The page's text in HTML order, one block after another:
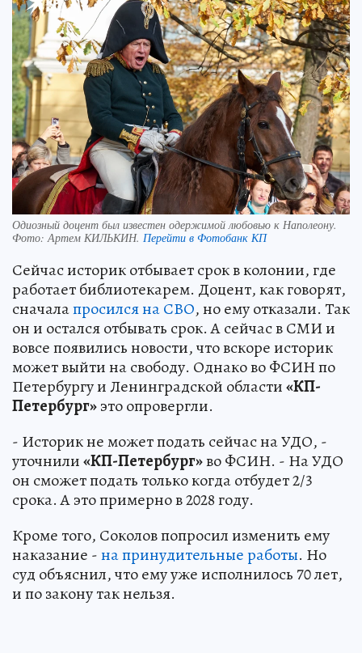
Одиозный доцент был известен одержимой любовью к Наполеону.
Фото:Артем КИЛЬКИН. Перейти в Фотобанк КП
Сейчас историк отбывает срок в колонии, где
работает библиотекарем. Доцент, как говорят,
сначалапросился на СВО, но ему отказали. Так
он и остался отбывать срок. А сейчас в СМИ и
вовсе появились новости, что вскоре историк
может выйти на свободу. Однако во ФСИН по
Петербургу и Ленинградской области«КП-
Петербург»это опровергли.
- Историк не может подать сейчас на УДО, -
уточнили«КП-Петербург»во ФСИН. - На УДО
он сможет подать только когда отбудет 2/3
срока. А это примерно в 2028 году.
Кроме того, Соколов попросил изменить ему
наказание -на принудительные работы. Но
суд объяснил, что ему уже исполнилось 70 лет,
и по закону так нельзя.